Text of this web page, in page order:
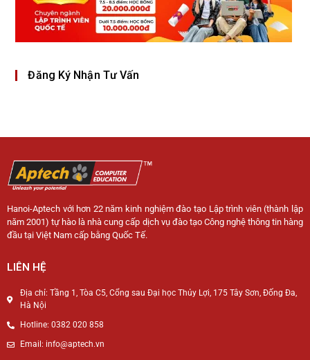
Đăng Ký Nhận Tư Vấn
Hanoi-Aptech với hơn 22 năm kinh nghiệm đào tạo Lập trình viên (thành lập
năm 2001) tự hào là nhà cung cấp dịch vụ đào tạo Công nghệ thông tin hàng
đầu tại Việt Nam cấp bằng Quốc Tế.
LIÊN HỆ
Địa chỉ: Tầng 1, Tòa C5, Cổng sau Đại học Thủy Lợi, 175 Tây Sơn, Đống Đa,
Hà Nội
Hotline: 0382 020 858
Email: info@aptech.vn